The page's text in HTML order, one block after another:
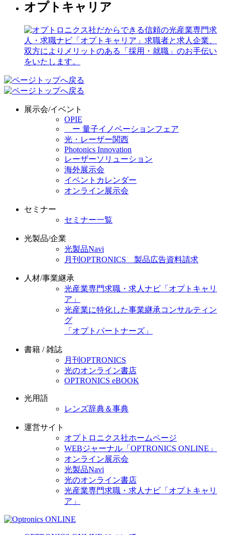
オプトキャリア
展示会/イベント
OPIE
ー 量子イノベーションフェア
光・レーザー関西
Photonics Innovation
レーザーソリューション
海外展示会
イベントカレンダー
オンライン展示会
セミナー
セミナー一覧
光製品/企業
光製品Navi
月刊OPTRONICS 製品広告資料請求
人材/事業継承
光産業専門求職・求人ナビ「オプトキャリ
ア」
光産業に特化した事業継承コンサルティン
グ
「オプトパートナーズ」
書籍 / 雑誌
月刊OPTRONICS
光のオンライン書店
OPTRONICS eBOOK
光用語
レンズ辞典＆事典
運営サイト
オプトロニクス社ホームページ
WEBジャーナル「OPTRONICS ONLINE」
オンライン展示会
光製品Navi
光のオンライン書店
光産業専門求職・求人ナビ「オプトキャリ
ア」